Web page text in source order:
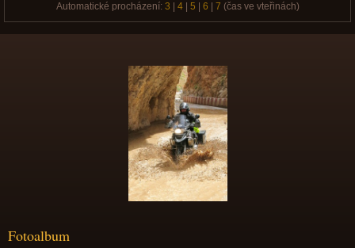
Automatické procházení: 3 4| 5 6 7 (čas ve vteřinách)
Fotoalbum